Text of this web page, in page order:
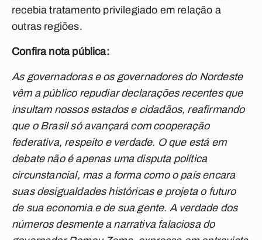
recebia tratamento privilegiado em relação a
outras regiões.
Confira nota pública:
As governadoras e os governadores do Nordeste
vêm a público repudiar declarações recentes que
insultam nossos estados e cidadãos, reafirmando
que o Brasil só avançará com cooperação
federativa, respeito e verdade. O que está em
debate não é apenas uma disputa política
circunstancial, mas a forma como o país encara
suas desigualdades históricas e projeta o futuro
de sua economia e de sua gente. A verdade dos
números desmente a narrativa falaciosa do